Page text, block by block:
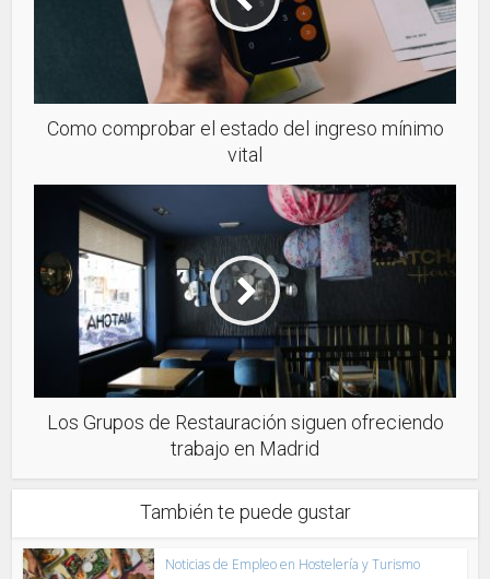
Como comprobar el estado del ingreso mínimo
vital
Los Grupos de Restauración siguen ofreciendo
trabajo en Madrid
También te puede gustar
Noticias de Empleo en Hostelería y Turismo